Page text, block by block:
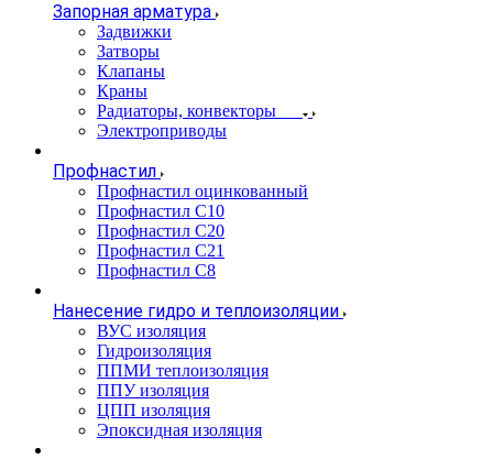
Запорная арматура
Задвижки
Затворы
Клапаны
Краны
Радиаторы, конвекторы
Электроприводы
Профнастил
Профнастил оцинкованный
Профнастил С10
Профнастил С20
Профнастил С21
Профнастил С8
Нанесение гидро и теплоизоляции
ВУС изоляция
Гидроизоляция
ППМИ теплоизоляция
ППУ изоляция
ЦПП изоляция
Эпоксидная изоляция